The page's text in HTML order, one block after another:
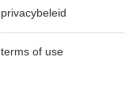
privacybeleid
terms of use